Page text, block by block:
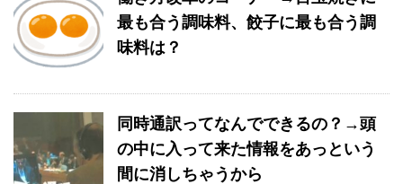
最も合う調味料、餃子に最も合う調
味料は？
同時通訳ってなんでできるの？→頭
の中に入って来た情報をあっという
間に消しちゃうから